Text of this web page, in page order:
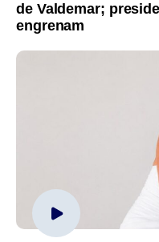
de Valdemar;
engrenam